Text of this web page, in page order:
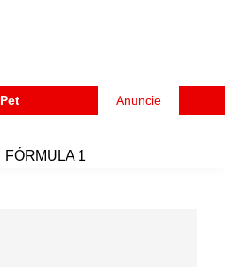
Pet Anuncie
FÓRMULA 1